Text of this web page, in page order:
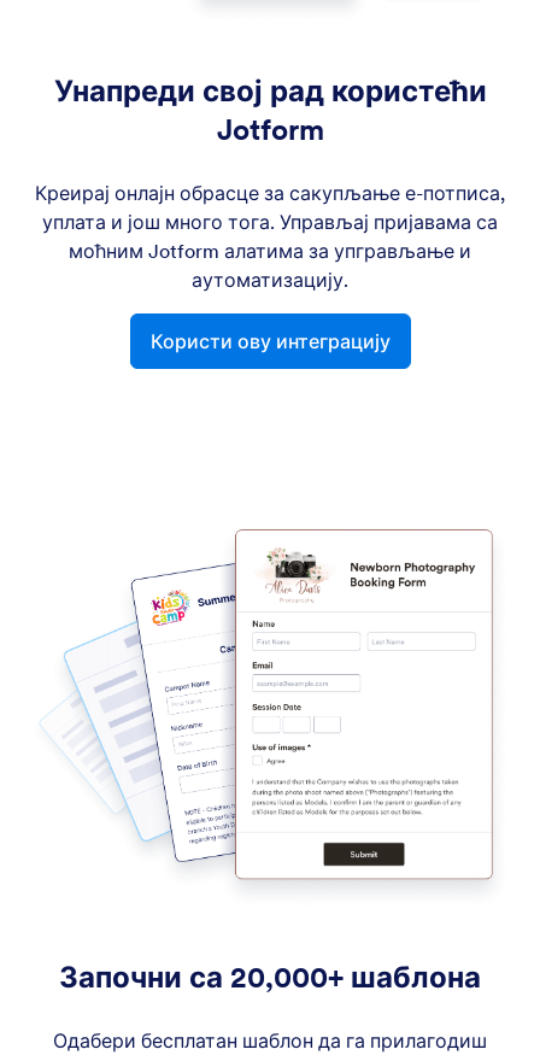
Унапреди свој рад користећи
Jotform
Креирај онлајн обрасце за сакупљање е-потписа,
уплата и још много тога. Управљај пријавама са
моћним Jotform алатима за упгрављање и
аутоматизацију.
Користи ову интеграцију
Започни са 20,000+ шаблона
Одабери бесплатан шаблон да га прилагодиш